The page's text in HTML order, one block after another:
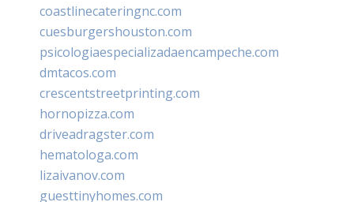
coastlinecateringnc.com
cuesburgershouston.com
psicologiaespecializadaencampeche.com
dmtacos.com
crescentstreetprinting.com
hornopizza.com
driveadragster.com
hematologa.com
lizaivanov.com
guesttinyhomes.com